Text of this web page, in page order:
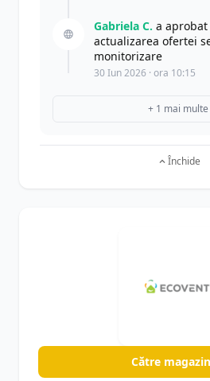
Gabriela C. a
actualizarea ofertei
monitorizare
30 Iun 2026 · ora 10:15
+ 1 mai multe
Închide
Către magazin